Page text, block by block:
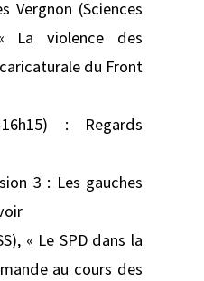
Vergnon (Sciences
La violence des
caricaturale du Front
16h15) : Regards
3 : Les gauches
« Le SPD dans la
au cours des